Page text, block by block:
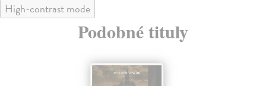
High-contrast mode
Podobné tituly